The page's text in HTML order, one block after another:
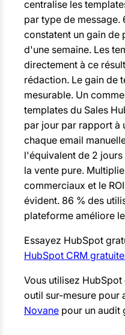
centralise les
par type de message.
constatent un gain de
d'une semaine. Les
directement à ce
rédaction. Le gain de
mesurable. Un
templates du Sales
par jour par rapport à
chaque email
l'équivalent de 2
la vente pure.
commerciaux et le
évident. 86 % des
plateforme améliore
Essayez HubSpot
HubSpot CRM
Vous utilisez
outil sur-mesure pour
Novane pour un audit